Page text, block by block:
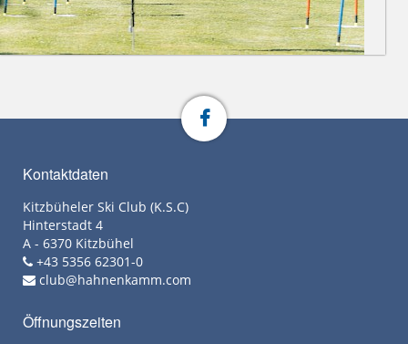
Kontaktdaten
Kitzbüheler Ski Club (K.S.C)
Hinterstadt 4
A - 6370 Kitzbühel
+43 5356 62301-0
club@hahnenkamm.com
Öffnungszeiten